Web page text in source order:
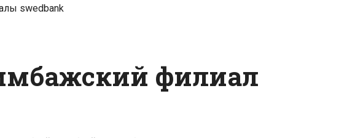
swedbank
филиал